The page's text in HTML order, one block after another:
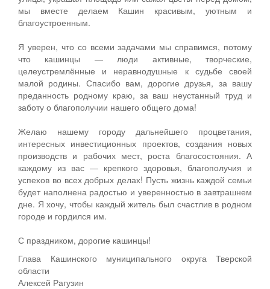
мы вместе делаем Кашин красивым, уютным и
благоустроенным.
Я уверен, что со всеми задачами мы справимся, потому
что кашинцы — люди активные, творческие,
целеустремлённые и неравнодушные к судьбе своей
малой родины. Спасибо вам, дорогие друзья, за вашу
преданность родному краю, за ваш неустанный труд и
заботу о благополучии нашего общего дома!
Желаю нашему городу дальнейшего процветания,
интересных инвестиционных проектов, создания новых
производств и рабочих мест, роста благосостояния. А
каждому из вас — крепкого здоровья, благополучия и
успехов во всех добрых делах! Пусть жизнь каждой семьи
будет наполнена радостью и уверенностью в завтрашнем
дне. Я хочу, чтобы каждый житель был счастлив в родном
городе и гордился им.
С праздником, дорогие кашинцы!
Глава Кашинского муниципального округа Тверской
области
Алексей Рагузин